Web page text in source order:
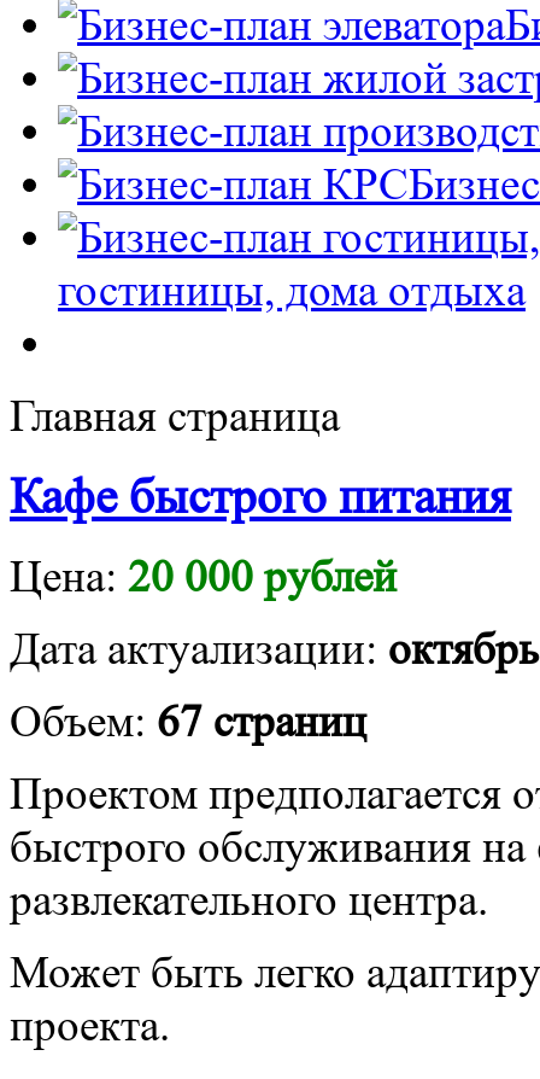
гостиницы, дома отдыха
Главная страница
Кафе быстрого питания
Цена: 20 000 рублей
Дата актуализации:
Объем: 67 страниц
Проектом предполагается
быстрого обслуживания на
развлекательного центра.
Может быть легко
проекта.